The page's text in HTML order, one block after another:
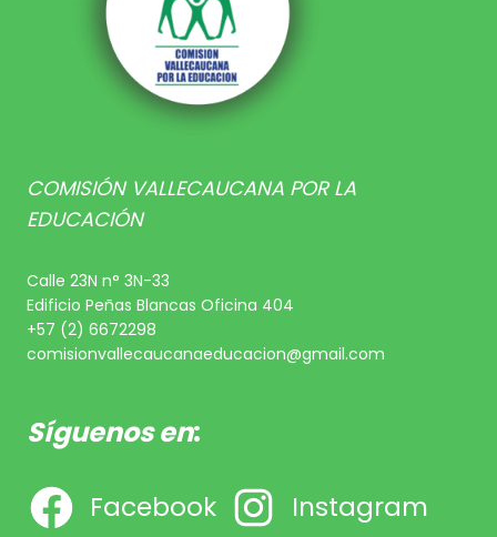
COMISIÓN VALLECAUCANA POR LA
EDUCACIÓN
Calle 23N n° 3N-33
Edificio Peñas Blancas Oficina 404
+57 (2) 6672298
comisionvallecaucanaeducacion@gmail.com
Síguenos en:
Facebook
Instagram